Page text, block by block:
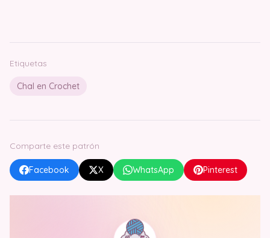
Etiquetas
Chal en Crochet
Comparte este patrón
Facebook X WhatsApp Pinterest